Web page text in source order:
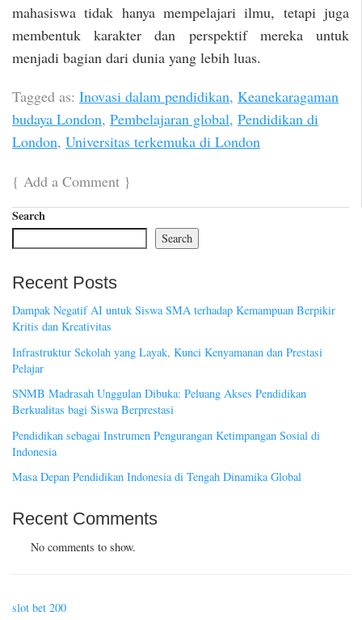
mahasiswa tidak hanya mempelajari ilmu, tetapi juga
membentuk karakter dan perspektif mereka untuk
menjadi bagian dari dunia yang lebih luas.
Tagged as: Inovasi dalam pendidikan, Keanekaragaman
budaya London, Pembelajaran global, Pendidikan di
London, Universitas terkemuka di London
{ Add a Comment }
Search
Search
Recent Posts
Dampak Negatif AI untuk Siswa SMA terhadap Kemampuan Berpikir
Kritis dan Kreativitas
Infrastruktur Sekolah yang Layak, Kunci Kenyamanan dan Prestasi
Pelajar
SNMB Madrasah Unggulan Dibuka: Peluang Akses Pendidikan
Berkualitas bagi Siswa Berprestasi
Pendidikan sebagai Instrumen Pengurangan Ketimpangan Sosial di
Indonesia
Masa Depan Pendidikan Indonesia di Tengah Dinamika Global
Recent Comments
No comments to show.
slot bet 200